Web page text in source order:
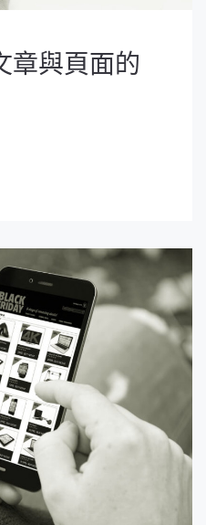
章與頁面的